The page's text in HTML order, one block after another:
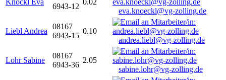
Knöckl Eva
6943-12
0.02
eva.knoeckl@vg-zolling.de
Liebl Andrea
08167
6943-15
0.10
andrea.liebl@vg-zolling.de
Lohr Sabine
08167
6943-36
2.05
sabine.lohr@vg-zolling.de